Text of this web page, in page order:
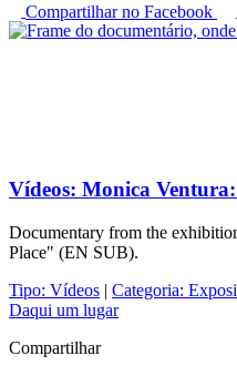
Compartilhar no Facebook
Vídeos: Monica
Documentary from the
Place" (EN SUB).
Tipo: Vídeos | Categoria:
Daqui um lugar
Compartilhar